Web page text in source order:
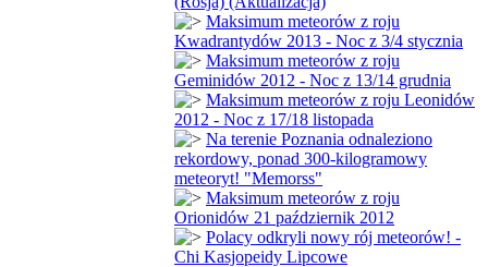
Maksimum meteorów z roju
Kwadrantydów 2013 - Noc z 3/4 stycznia
Maksimum meteorów z roju
Geminidów 2012 - Noc z 13/14 grudnia
Maksimum meteorów z roju Leonidów
2012 - Noc z 17/18 listopada
Na terenie Poznania odnaleziono
rekordowy, ponad 300-kilogramowy
meteoryt! "Memorss"
Maksimum meteorów z roju
Orionidów 21 październik 2012
Polacy odkryli nowy rój meteorów! -
Chi Kasjopeidy Lipcowe